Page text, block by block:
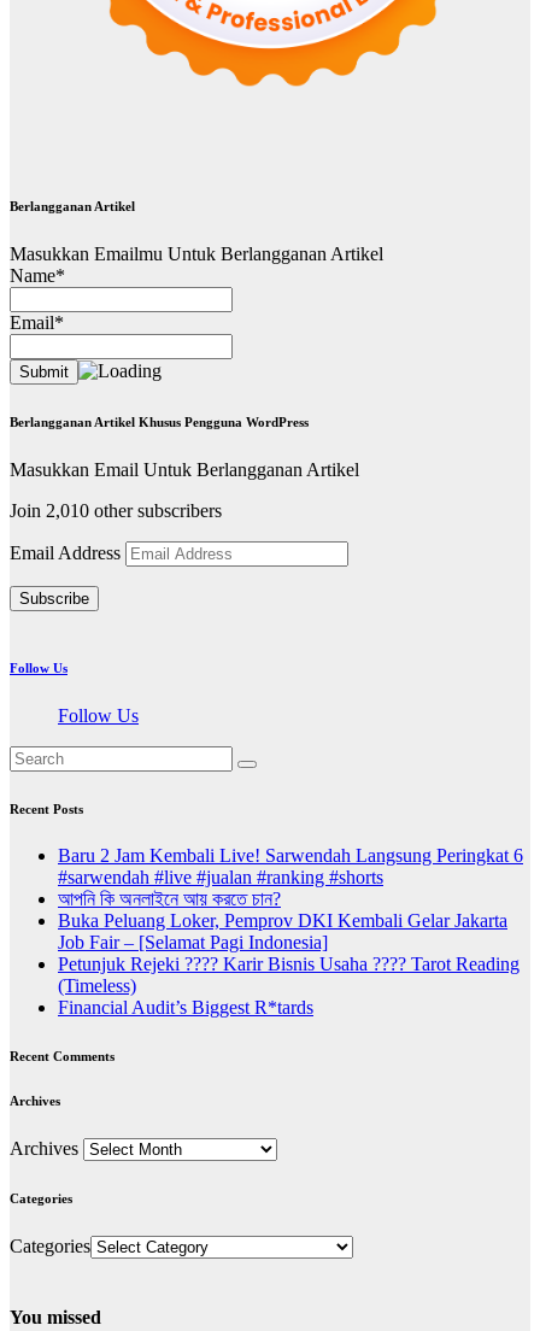
Berlangganan Artikel
Masukkan Emailmu Untuk Berlangganan Artikel
Name*
Email*
Berlangganan Artikel Khusus Pengguna WordPress
Masukkan Email Untuk Berlangganan Artikel
Join 2,010 other subscribers
Email Address
Subscribe
Follow Us
Follow Us
Recent Posts
Baru 2 Jam Kembali Live! Sarwendah Langsung Peringkat 6
#sarwendah #live #jualan #ranking #shorts
আপনি কি অনলাইনে আয় করতে চান?
Buka Peluang Loker, Pemprov DKI Kembali Gelar Jakarta
Job Fair – [Selamat Pagi Indonesia]
Petunjuk Rejeki ???? Karir Bisnis Usaha ???? Tarot Reading
(Timeless)
Financial Audit’s Biggest R*tards
Recent Comments
Archives
Archives
Categories
Categories
You missed